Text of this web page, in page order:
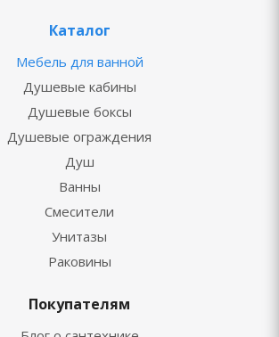
Каталог
Мебель для ванной
Душевые кабины
Душевые боксы
Душевые ограждения
Душ
Ванны
Смесители
Унитазы
Раковины
Покупателям